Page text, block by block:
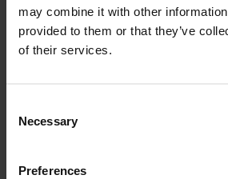
may combine it with other
provided to them or that they’ve
of their services.
Selection
Necessary
Preferences
Штаб-квартира Zeppelin Ukraine,
Україна
професійної освіти та навчання в